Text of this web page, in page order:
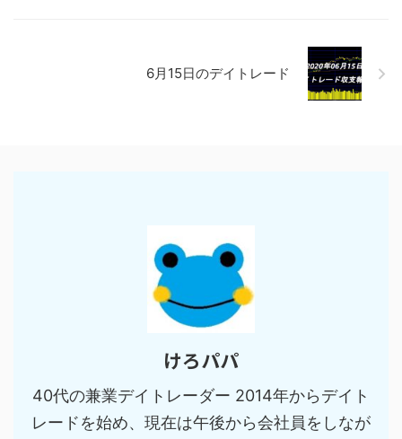
6月15日のデイトレード
けろパパ
40代の兼業デイトレーダー 2014年からデイト
レードを始め、現在は午後から会社員をしなが